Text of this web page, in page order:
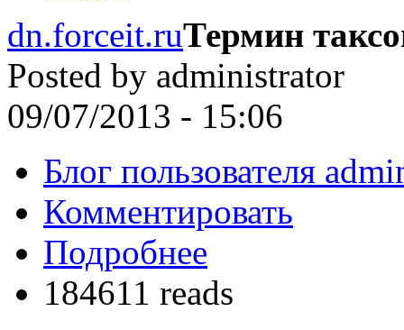
dn.forceit.ruТермин
Posted by administrator
09/07/2013 - 15:06
Блог пользователя
Комментировать
Подробнее
184611 reads